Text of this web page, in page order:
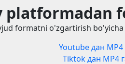
platformadan
formatni o'zgartirish
Youtube дан MP4
Tiktok дан MP4